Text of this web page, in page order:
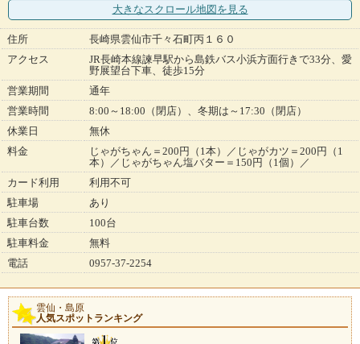
大きなスクロール地図 を見る
住所
長崎県雲仙市千々石町丙１６０
アクセス
JR長崎本線諫早駅から島鉄バス小浜方面行きで33分、愛
野展望台下車、徒歩15分
営業期間
通年
営業時間
8:00～18:00（閉店）、冬期は～17:30（閉店）
休業日
無休
料金
じゃがちゃん＝200円（1本）／じゃがカツ＝200円（1
本）／じゃがちゃん塩バター＝150円（1個）／
カード利用
利用不可
駐車場
あり
駐車台数
100台
駐車料金
無料
電話
0957-37-2254
雲仙・島原
人気スポットランキング